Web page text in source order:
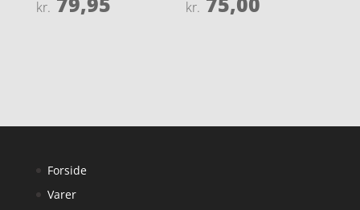
4.5
kr.
3.8
kr.
Forside
Varer